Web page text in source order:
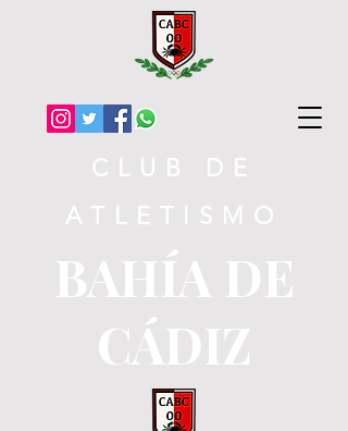
BAHÍA DE
CÁDIZ
CLUB DE
ATLETISMO